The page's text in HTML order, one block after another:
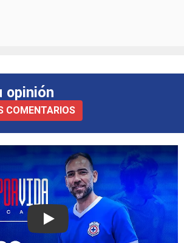
opinión
COMENTARIOS
Play